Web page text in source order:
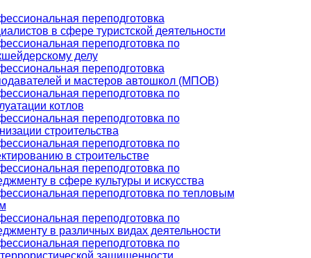
переподготовка
в сфере туристской деятельности
переподготовка по
делу
переподготовка
и мастеров автошкол (МПОВ)
переподготовка по
котлов
переподготовка по
строительства
переподготовка по
в строительстве
переподготовка по
в сфере культуры и искусства
переподготовка по тепловым
переподготовка по
в различных видах деятельности
переподготовка по
защищенности